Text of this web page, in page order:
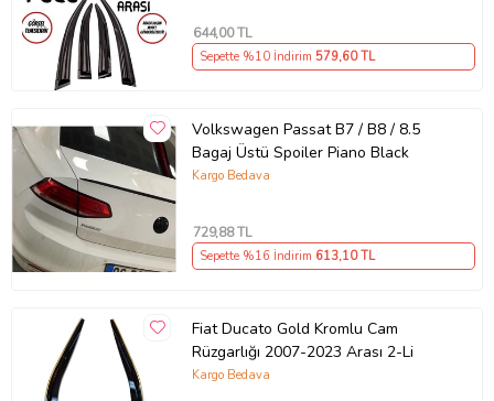
644,00 TL
Sepette %10 İndirim 579,60 TL
Volkswagen Passat B7 / B8 / 8.5
Bagaj Üstü Spoiler Piano Black
Kargo Bedava
729,88 TL
Sepette %16 İndirim 613,10 TL
Fiat Ducato Gold Kromlu Cam
Rüzgarlığı 2007-2023 Arası 2-Li
Kargo Bedava